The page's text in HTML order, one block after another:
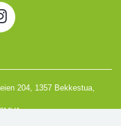
204, 1357 Bekkestua,